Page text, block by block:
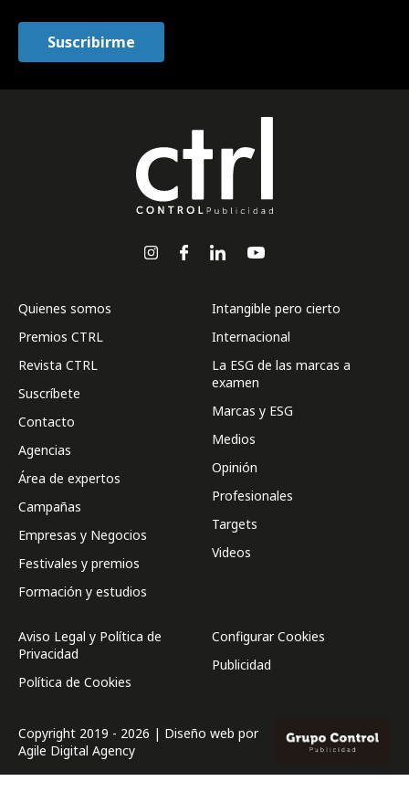
Quienes somos
Premios CTRL
Revista CTRL
Suscríbete
Contacto
Agencias
Área de expertos
Campañas
Empresas y Negocios
Festivales y premios
Formación y estudios
Intangible pero cierto
Internacional
La ESG de las marcas a
examen
Marcas y ESG
Medios
Opinión
Profesionales
Targets
Videos
Aviso Legal y Política de
Privacidad
Política de Cookies
Configurar Cookies
Publicidad
Copyright 2019 - 2026 | Diseño web por
Agile Digital Agency